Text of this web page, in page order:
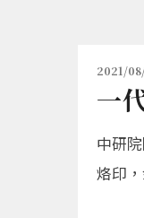
2021/
一
中研
烙印